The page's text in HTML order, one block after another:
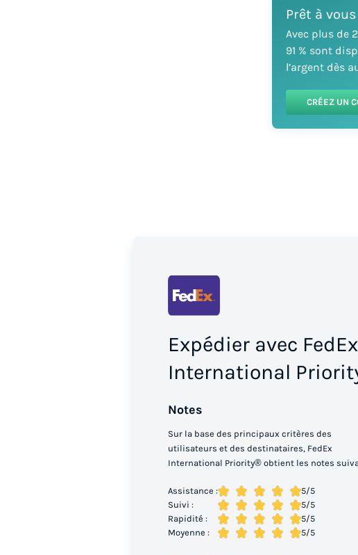
Prêt à
Avec plus de
91 % sont
l’argent dès
CRÉEZ UN
Expédier avec FedEx
International
Notes
Sur la base des principaux critères des
utilisateurs et des destinataires, FedEx
International Priority® obtient les notes
Assistance : 5/5
Suivi :
5/5
Rapidité :
5/5
Moyenne :
5/5